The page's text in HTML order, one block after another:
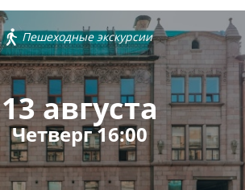
Пешеходные экскурсии
13 августа
Четверг 16:00